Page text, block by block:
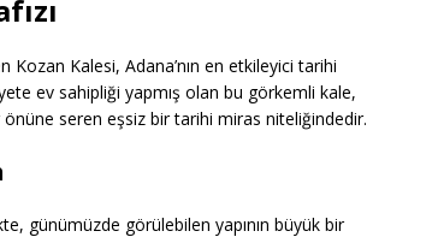
Kozan Kalesi, Adana’nın en etkileyici tarihi
ev sahipliği yapmış olan bu görkemli kale,
seren eşsiz bir tarihi miras niteliğindedir.
günümüzde görülebilen yapının büyük bir